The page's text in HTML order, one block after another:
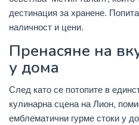
дестинация за хранене.
наличност и цени.
Пренасяне на
у дома
След като се потопите в
кулинарна сцена на Лион,
емблематични гурме стоки у